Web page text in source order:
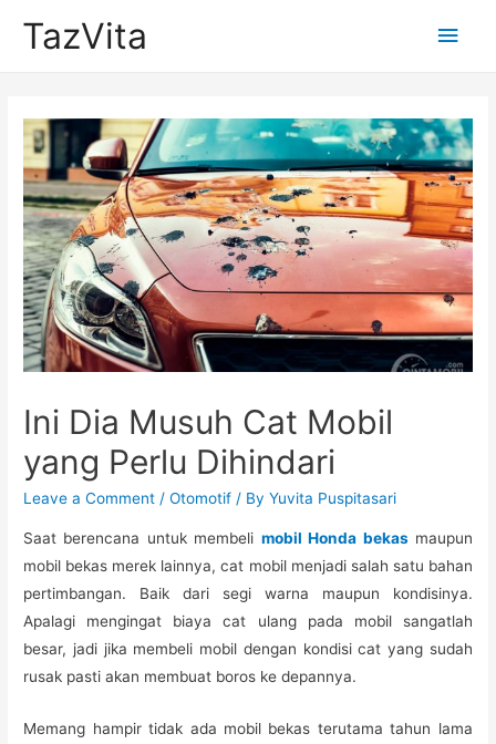
TazVita
Main
Ini Dia Musuh Cat Mobil
yang Perlu Dihindari
Leave a Comment /Otomotif / ByYuvita Puspitasari
Saat berencana untuk membeli mobil Honda bekasmaupun
mobil bekas merek lainnya, cat mobil menjadi salah satu bahan
pertimbangan. Baik dari segi warna maupun kondisinya.
Apalagi mengingat biaya cat ulang pada mobil sangatlah
besar, jadi jika membeli mobil dengan kondisi cat yang sudah
rusak pasti akan membuat boros ke depannya.
Memang hampir tidak ada mobil bekas terutama tahun lama